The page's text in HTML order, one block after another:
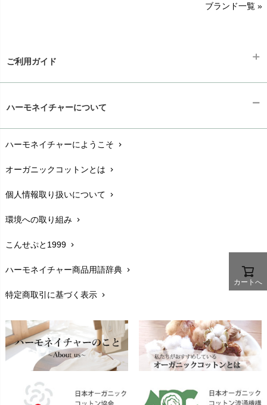
生活アートクラブ
nanadecor（ナナデェコール）
ぬくぐるみ工房
Haruulala（ハルウララ）
Pantyliners Organics（パンティライナーズ）
plantia（プランティア）
PRISTINE（プリスティン）
kidscase（キッズケース）
LITTLE INDIANS（リトルインディアンズ）
maggies（マギーズ）
MAINIO（マイニオ）
MAUD N LIL（モード・ン・リル）
maxomorra（マクソモーラ）
Molo（モロ）
My Little Cozmo（マイリトルコズモ）
NATURAPURA（ナチュラプラ）
Nukleus（ニュクレス）
ブランド一覧 »
カートへ
ご利用ガイド
配送と送料chevron_right
在庫状況と発送予定chevron_right
サイズ・寸法chevron_right
生地・素材chevron_right
お手入れについて
レビューを書こうchevron_right
返品交換chevron_right
FAXでのご注文
お問い合わせchevron_right
ハーモネイチャーについて
ハーモネイチャーにようこそ chevron_right
オーガニックコットンとは chevron_right
個人情報取り扱いについて chevron_right
環境への取り組み chevron_right
こんせぷと1999 chevron_right
ハーモネイチャー商品用語辞典 chevron_right
特定商取引に基づく表示 chevron_right